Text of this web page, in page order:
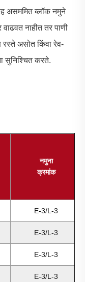
असममित ब्लॉक नमुने
नाहीत तर पाणी
असोत किंवा रेव-
सुनिश्चित करते.
नमुना
क्रमांक
E-3/L-3
E-3/L-3
E-3/L-3
E-3/L-3